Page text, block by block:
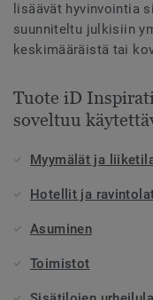
lisäävät hyvinvointia
suunniteltu julkisiin
keskimääräistä tai
Tuote iD
soveltuu
Myymälät ja
Hotellit ja
Asuminen
Toimistot